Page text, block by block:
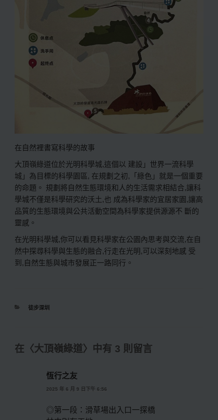
在自然裡書寫科學的故事
大頂嶺綠道位於光明科學城,這個以 建設」世界一流科學
城」為目標的科學園區, 在規劃之初,「綠色」就是一個重要
的命題。 規劃將自然生態環境和人的生活需求相結合,讓科
學城不僅是科學研究的沃土,也 成為科學家的宜居家園,讓高
品質的生態環境與公共活動空間為科學家提供源源不 斷的
靈感。
在光明科學城,你可以看見科學家在公園內思考與交流,在自
然中探尋科學與生態的融合,行走在光明,可以深刻地感 受
到,自然生態與城市發展正一路同行。
分
徒步深圳
在〈大頂嶺綠道〉中有 3 則留言
恆行之友
2025 年 6 月 9 日下午 6:56
◎第一段：滑草場出入口一探橋